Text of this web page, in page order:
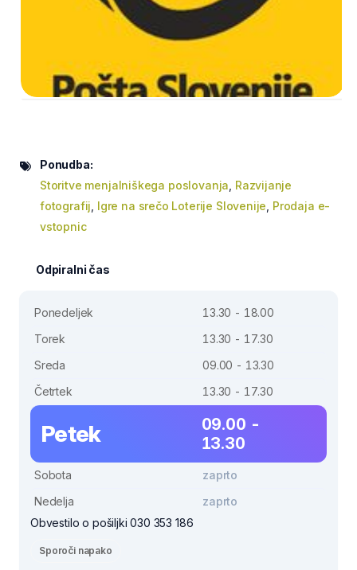
Ponudba:
Storitve menjalniškega poslovanja Razvijanje
fotografij Igre na srečo Loterije Slovenije Prodaja e-
vstopnic
Odpiralni čas
Ponedeljek
13.30 - 18.00
Torek
13.30 - 17.30
Sreda
09.00 - 13.30
Četrtek
13.30 - 17.30
Petek
09.00 -
13.30
Sobota
zaprto
Nedelja
zaprto
Obvestilo o pošiljki 030 353 186
Sporoči napako